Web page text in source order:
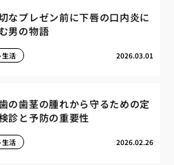
なプレゼン前に下唇の口内炎に
男の物語
2026.03.01
生活
の歯茎の腫れから守るための定
診と予防の重要性
2026.02.26
生活